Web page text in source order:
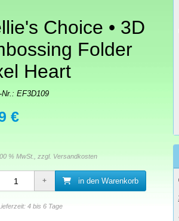
Choice • 3D
Folder
Heart
EF3D109
€
% MwSt., zzgl. Versandkosten
in den Warenkorb
4 bis 6 Tage